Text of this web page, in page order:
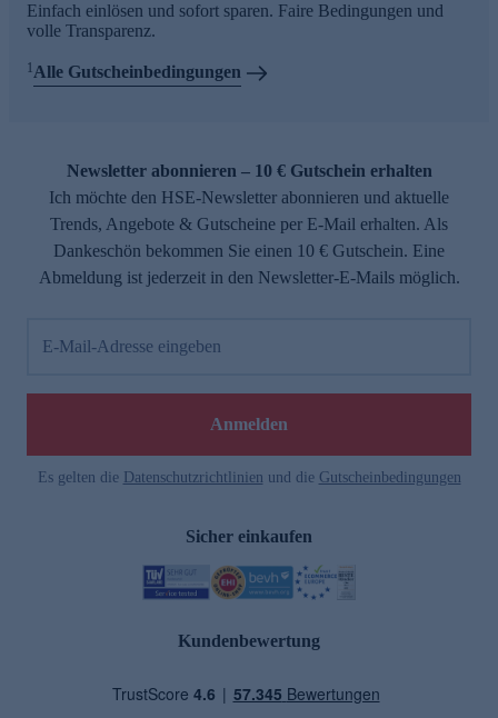
Einfach einlösen und sofort sparen. Faire Bedingungen und
volle Transparenz.
1Alle Gutscheinbedingungen
Newsletter abonnieren – 10 € Gutschein erhalten
Ich möchte den HSE-Newsletter abonnieren und aktuelle
Trends, Angebote & Gutscheine per E-Mail erhalten. Als
Dankeschön bekommen Sie einen 10 € Gutschein. Eine
Abmeldung ist jederzeit in den Newsletter-E-Mails möglich.
E-Mail-Adresse eingeben
Anmelden
Es gelten die Datenschutzrichtlinien und die Gutscheinbedingungen
Sicher einkaufen
Kundenbewertung